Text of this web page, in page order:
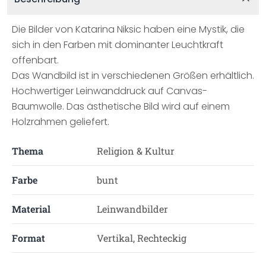
Die Bilder von Katarina Niksic haben eine Mystik, die
sich in den Farben mit dominanter Leuchtkraft
offenbart.
Das Wandbild ist in verschiedenen Größen erhältlich.
Hochwertiger Leinwanddruck auf Canvas-
Baumwolle. Das ästhetische Bild wird auf einem
Holzrahmen geliefert.
Thema Religion & Kultur
Farbe bunt
Material Leinwandbilder
Format Vertikal, Rechteckig